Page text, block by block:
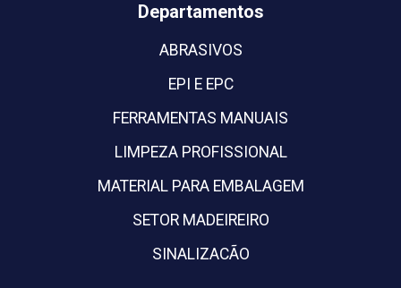
Departamentos
ABRASIVOS
EPI E EPC
FERRAMENTAS MANUAIS
LIMPEZA PROFISSIONAL
MATERIAL PARA EMBALAGEM
SETOR MADEIREIRO
SINALIZACÃO